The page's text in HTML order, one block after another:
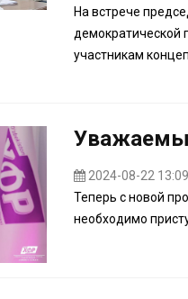
На встрече
демократической
участникам
2024-08-22
Теперь с новой
необходимо